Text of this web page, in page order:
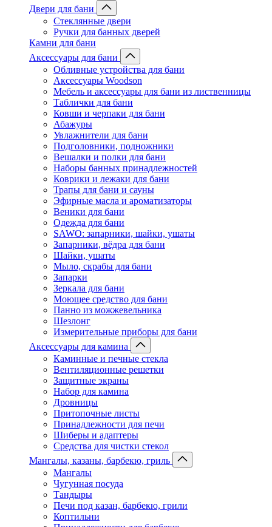
Двери для бани
Стеклянные двери
Ручки для банных дверей
Камни для бани
Аксессуары для бани
Обливные устройства для бани
Аксессуары Woodson
Мебель и аксессуары для бани из лиственницы
Таблички для бани
Ковши и черпаки для бани
Абажуры
Увлажнители для бани
Подголовники, подножники
Вешалки и полки для бани
Наборы банных принадлежностей
Коврики и лежаки для бани
Трапы для бани и сауны
Эфирные масла и ароматизаторы
Веники для бани
Одежда для бани
SAWO: запарники, шайки, ушаты
Запарники, вёдра для бани
Шайки, ушаты
Мыло, скрабы для бани
Запарки
Зеркала для бани
Моющее средство для бани
Панно из можжевельника
Шезлонг
Измерительные приборы для бани
Аксессуары для камина
Каминные и печные стекла
Вентиляционные решетки
Защитные экраны
Набор для камина
Дровницы
Притопочные листы
Принадлежности для печи
Шиберы и адаптеры
Средства для чистки стекол
Мангалы, казаны, барбекю, гриль
Мангалы
Чугунная посуда
Тандыры
Печи под казан, барбекю, грили
Коптильни